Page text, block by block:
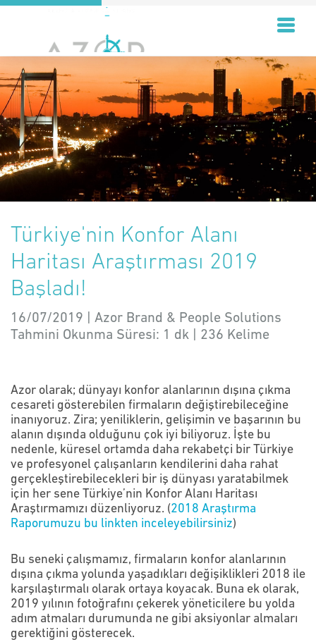
Türkiye'nin Konfor Alanı
Haritası Araştırması 2019
Başladı!
16/07/2019 | Azor Brand & People Solutions
Tahmini Okunma Süresi: 1 dk 236 Kelime
Azor olarak; dünyayı konfor alanlarının dışına çıkma
cesareti gösterebilen firmaların değiştirebileceğine
inanıyoruz. Zira; yeniliklerin, gelişimin ve başarının bu
alanın dışında olduğunu çok iyi biliyoruz. İşte bu
nedenle, küresel ortamda daha rekabetçi bir Türkiye
ve profesyonel çalışanların kendilerini daha rahat
gerçekleştirebilecekleri bir iş dünyası yaratabilmek
için her sene Türkiye’nin Konfor Alanı Haritası
Araştırmamızı düzenliyoruz. (2018 Araştırma
Raporumuzu bu linkten inceleyebilirsiniz)
Bu seneki çalışmamız, firmaların konfor alanlarının
dışına çıkma yolunda yaşadıkları değişiklikleri 2018 ile
karşılaştırmalı olarak ortaya koyacak. Buna ek olarak,
2019 yılının fotoğrafını çekerek yöneticilere bu yolda
adım atmaları durumunda ne gibi aksiyonlar almaları
gerektiğini gösterecek.